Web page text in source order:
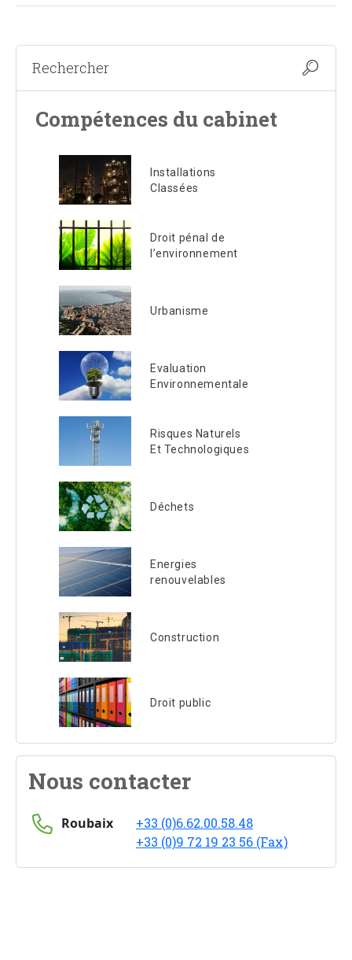
Compétences du cabinet
Installations
Classées
Droit pénal de
l’environnement
Urbanisme
Evaluation
Environnementale
Risques Naturels
Et Technologiques
Déchets
Energies
renouvelables
Construction
Droit public
Nous contacter
Roubaix
+33 (0)6.62.00.58.48
+33 (0)9 72 19 23 56 (Fax)